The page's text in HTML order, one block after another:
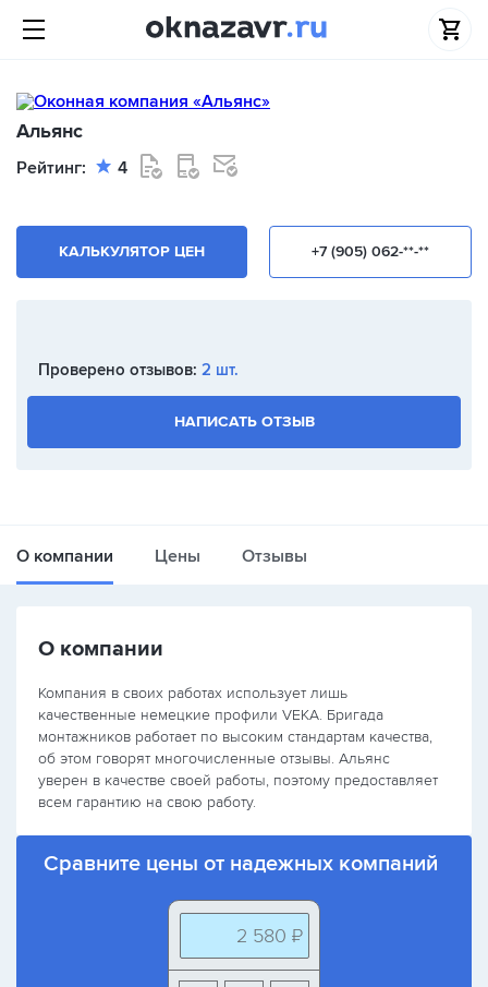
Альянс
Рейтинг: 4
+7 (905) 062-**-**
КАЛЬКУЛЯТОР ЦЕН
Проверено отзывов: 2 шт.
НАПИСАТЬ ОТЗЫВ
О компании Цены Отзывы
О компании
Компания в своих работах использует лишь
качественные немецкие профили VEKA. Бригада
монтажников работает по высоким стандартам качества,
об этом говорят многочисленные отзывы. Альянс
уверен в качестве своей работы, поэтому предоставляет
всем гарантию на свою работу.
Сравните цены от надежных компаний
2 580 ₽